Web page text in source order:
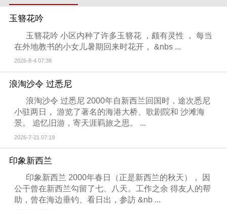
玉簪花吟
玉簪花吟 小区内种了许多玉簪花 ，颇有灵性 ， 每当
在外地教书的小女儿暑期回来时花开， &nbs ...
2026-8-4 07:38
浪淘沙令 过悉尼
浪淘沙令 过悉尼 2000年自新西兰回国时，途次悉尼
小驻两日， 游览了著名的海港大桥、歌剧院和 沙滩海
景。 追忆旧游，寄天涯羁旅之思。 ...
2026-7-21 07:19
印象新西兰
印象新西兰 2000年春日（正是新西兰的秋天）， 因
公干曾在新西兰勾留了七、八天。工作之余 得友人的帮
助，曾在海边垂钓、看日出，参訪 &nb ...